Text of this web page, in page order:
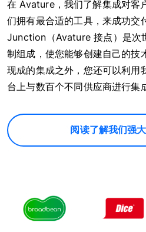
在 Avature，我们了解集成对客
们拥有最合适的工具，来成功交
Junction（Avature 接点）是次
制组成，使您能够创建自己的技
现成的集成之外，您还可以利用
台上与数百个不同供应商进行集
阅读了解我们强